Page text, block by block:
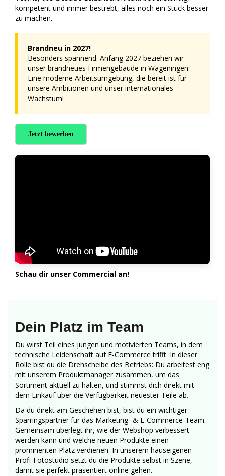
kompetent und immer bestrebt, alles noch ein Stück besser
zu machen.
Brandneu in 2027!
Besonders spannend: Anfang 2027 beziehen wir
unser brandneues Firmengebäude in Wageningen.
Eine moderne Arbeitsumgebung, die bereit ist für
unsere Ambitionen und unser internationales
Wachstum!
Jetzt bewerben
Schau dir unser Commercial an!
Dein Platz im Team
Du wirst Teil eines jungen und motivierten Teams, in dem
technische Leidenschaft auf E-Commerce trifft. In dieser
Rolle bist du die Drehscheibe des Betriebs: Du arbeitest eng
mit unserem Produktmanager zusammen, um das
Sortiment aktuell zu halten, und stimmst dich direkt mit
dem Einkauf über die Verfügbarkeit neuester Teile ab.
Da du direkt am Geschehen bist, bist du ein wichtiger
Sparringspartner für das Marketing- & E-Commerce-Team.
Gemeinsam überlegt ihr, wie der Webshop verbessert
werden kann und welche neuen Produkte einen
prominenten Platz verdienen. In unserem hauseigenen
Profi-Fotostudio setzt du die Produkte selbst in Szene,
damit sie perfekt präsentiert online gehen.